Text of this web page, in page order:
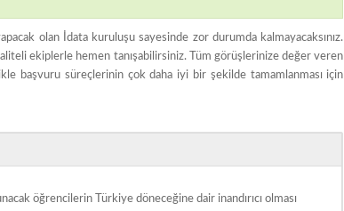
olan İdata kuruluşu sayesinde zor durumda kalmayacaksınız.
ekiplerle hemen tanışabilirsiniz. Tüm görüşlerinize değer veren
başvuru süreçlerinin çok daha iyi bir şekilde tamamlanması için
öğrencilerin Türkiye döneceğine dair inandırıcı olması